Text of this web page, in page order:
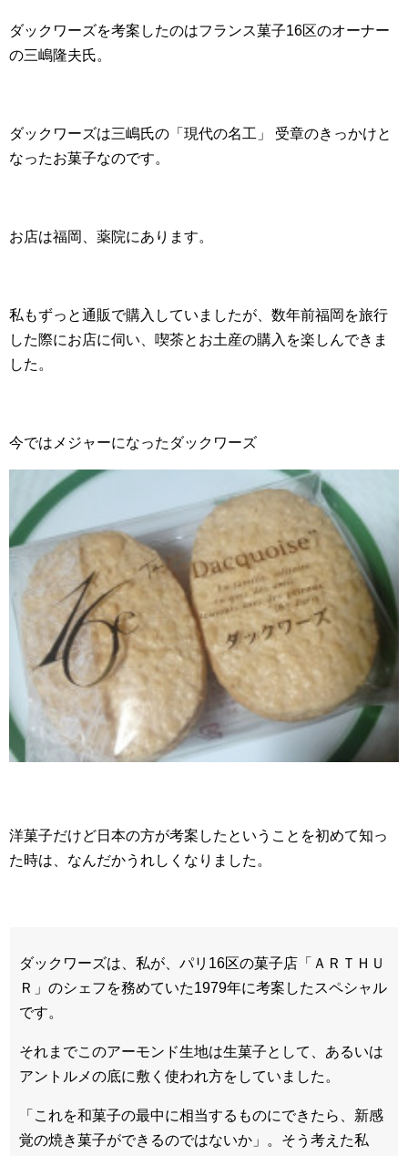
ダックワーズを考案したのはフランス菓子16区のオーナー
の三嶋隆夫氏。
ダックワーズは三嶋氏の「現代の名工」 受章のきっかけと
なったお菓子なのです。
お店は福岡、薬院にあります。
私もずっと通販で購入していましたが、数年前福岡を旅行
した際にお店に伺い、喫茶とお土産の購入を楽しんできま
した。
今ではメジャーになったダックワーズ
洋菓子だけど日本の方が考案したということを初めて知っ
た時は、なんだかうれしくなりました。
ダックワーズは、私が、パリ16区の菓子店「ＡＲＴＨＵ
Ｒ」のシェフを務めていた1979年に考案したスペシャル
です。
それまでこのアーモンド生地は生菓子として、あるいは
アントルメの底に敷く使われ方をしていました。
「これを和菓子の最中に相当するものにできたら、新感
覚の焼き菓子ができるのではないか」。そう考えた私